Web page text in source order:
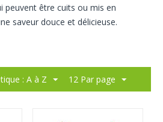
peuvent être cuits ou mis en
saveur douce et délicieuse.
: A à Z 12 Par page